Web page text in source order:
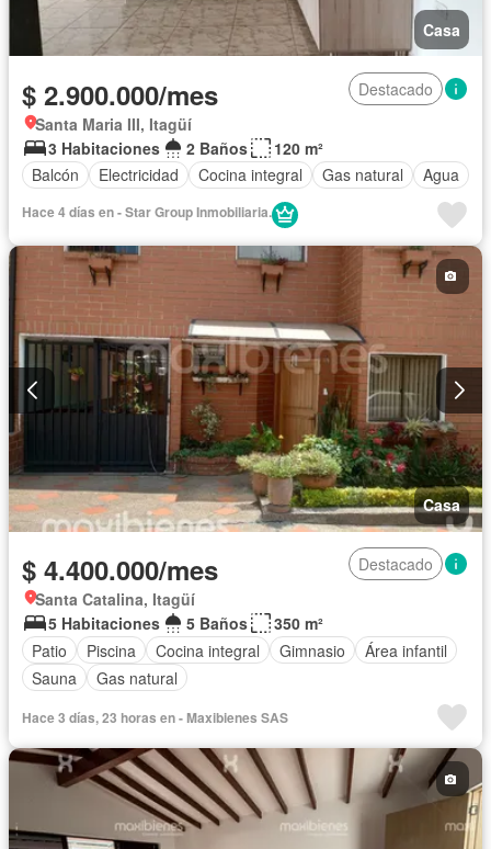
Casa
$ 2.900.000/mes
Destacado
Santa Maria III, Itagüí
3 Habitaciones
2 Baños
120 m²
Balcón
Electricidad Cocina integral Gas natural Agua
Hace 4 días en - Star Group Inmobiliaria.
Casa
$ 4.400.000/mes
Destacado
Santa Catalina, Itagüí
5 Habitaciones
5 Baños
350 m²
Patio
Piscina Cocina integral Gimnasio
Área infantil
Sauna
Gas natural
Hace 3 días, 23 horas en - Maxibienes SAS